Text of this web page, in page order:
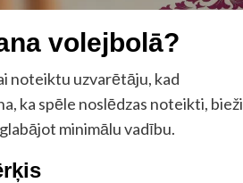
volejbolā?
noteiktu uzvarētāju, kad
ka spēle noslēdzas noteikti, bieži
minimālu vadību.